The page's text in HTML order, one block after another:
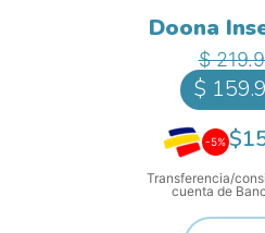
Doona
$
$
-5%
Transferencia/
cuenta de